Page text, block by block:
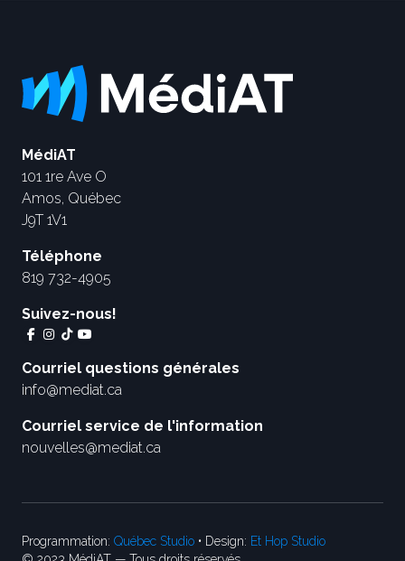
MédiAT
101 1re Ave O
Amos, Québec
J9T 1V1
Téléphone
819 732-4905
Suivez-nous!
Courriel questions générales
info@mediat.ca
Courriel service de l'information
nouvelles@mediat.ca
Programmation: Québec Studio • Design: Et Hop Studio